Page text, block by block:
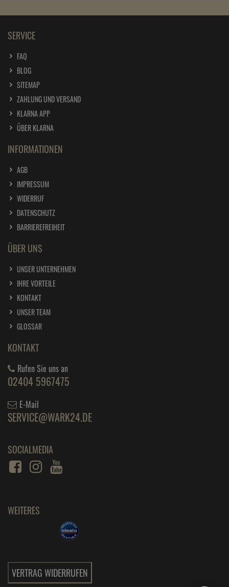
SERVICE
FAQ
BLOG
SITEMAP
ZAHLUNG UND VERSAND
KLARNA APP
ÜBER KLARNA
INFORMATIONEN
AGB
IMPRESSUM
WIDERRUF
DATENSCHUTZ
BARRIEREFREIHEIT
ÜBER UNS
UNSER UNTERNEHMEN
IHRE VORTEILE
KONTAKT
UNSER TEAM
GLOSSAR
KONTAKT
Rufen Sie uns an
02404 5967475
E-Mail
SERVICE@WARK24.DE
SOCIALMEDIA
WEITERES
VERTRAG WIDERRUFEN